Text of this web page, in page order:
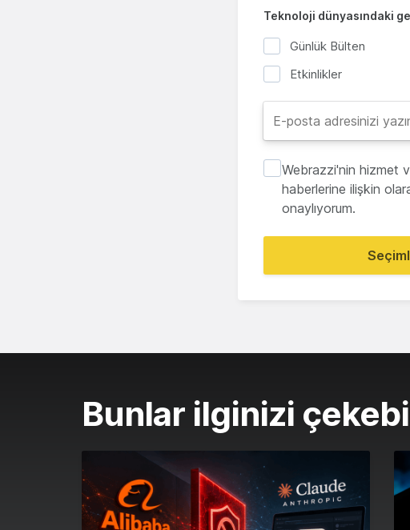
Teknoloji dünyasındaki
Günlük Bülten
Etkinlikler
Webrazzi'nin hizmet
haberlerine ilişkin
onaylıyorum.
Bunlar ilginizi